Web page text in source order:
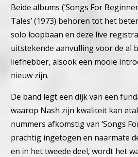
Beide albums (‘Songs For
Tales’ (1973) behoren tot het
solo loopbaan en deze live
uitstekende aanvulling voor de al
liefhebber, alsook een mooie
nieuw zijn.
De band legt een dijk van een
waarop Nash zijn kwaliteit kan
nummers afkomstig van ‘Songs
prachtig ingetogen en naarmate
en in het tweede deel, wordt het